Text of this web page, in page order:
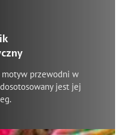
motyw przewodni w
jest jej